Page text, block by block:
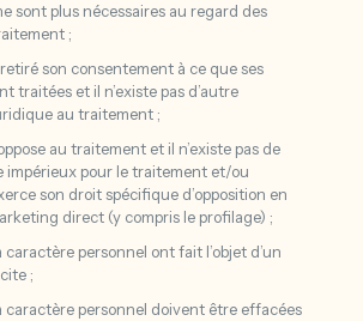
sont plus nécessaires au regard des
;
son consentement à ce que ses
traitées et il n’existe pas d’autre
au traitement ;
au traitement et il n’existe pas de
impérieux pour le traitement et/ou
son droit spécifique d’opposition en
direct (y compris le profilage) ;
caractère personnel ont fait l’objet d’un
;
caractère personnel doivent être effacées